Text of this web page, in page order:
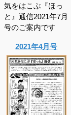
気をはこぶ『ほっ
と』通信2021年7月
号のご案内です
2021年4月号